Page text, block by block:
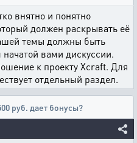
внятно и понятно
должен раскрывать её
темы должны быть
вами дискуссии.
к проекту Xcraft. Для
отдельный раздел.
руб. дает бонусы?